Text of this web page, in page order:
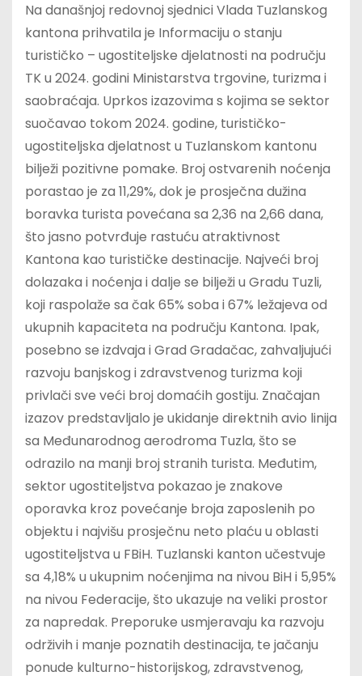
Na današnjoj redovnoj sjednici Vlada Tuzlanskog
kantona prihvatila je Informaciju o stanju
turističko – ugostiteljske djelatnosti na području
TK u 2024. godini Ministarstva trgovine, turizma i
saobraćaja. Uprkos izazovima s kojima se sektor
suočavao tokom 2024. godine, turističko-
ugostiteljska djelatnost u Tuzlanskom kantonu
bilježi pozitivne pomake. Broj ostvarenih noćenja
porastao je za 11,29%, dok je prosječna dužina
boravka turista povećana sa 2,36 na 2,66 dana,
što jasno potvrđuje rastuću atraktivnost
Kantona kao turističke destinacije. Najveći broj
dolazaka i noćenja i dalje se bilježi u Gradu Tuzli,
koji raspolaže sa čak 65% soba i 67% ležajeva od
ukupnih kapaciteta na području Kantona. Ipak,
posebno se izdvaja i Grad Gradačac, zahvaljujući
razvoju banjskog i zdravstvenog turizma koji
privlači sve veći broj domaćih gostiju. Značajan
izazov predstavljalo je ukidanje direktnih avio linija
sa Međunarodnog aerodroma Tuzla, što se
odrazilo na manji broj stranih turista. Međutim,
sektor ugostiteljstva pokazao je znakove
oporavka kroz povećanje broja zaposlenih po
objektu i najvišu prosječnu neto plaću u oblasti
ugostiteljstva u FBiH. Tuzlanski kanton učestvuje
sa 4,18% u ukupnim noćenjima na nivou BiH i 5,95%
na nivou Federacije, što ukazuje na veliki prostor
za napredak. Preporuke usmjeravaju ka razvoju
održivih i manje poznatih destinacija, te jačanju
ponude kulturno-historijskog, zdravstvenog,